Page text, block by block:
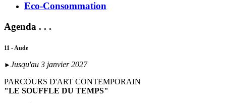
Eco-Consommation
Agenda . . .
11 - Aude
► Jusqu'au 3 janvier 2027
PARCOURS D'ART CONTEMPORAIN
"LE SOUFFLE DU TEMPS"